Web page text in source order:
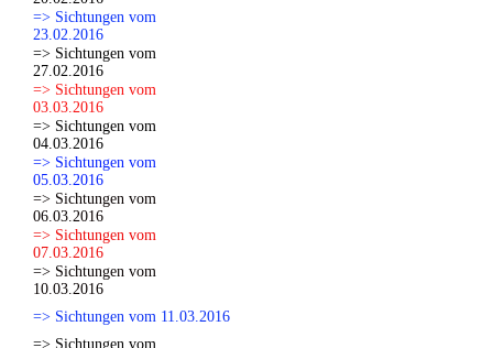
=> Sichtungen vom
23.02.2016
=> Sichtungen vom
27.02.2016
=> Sichtungen vom
03.03.2016
=> Sichtungen vom
04.03.2016
=> Sichtungen vom
05.03.2016
=> Sichtungen vom
06.03.2016
=> Sichtungen vom
07.03.2016
=> Sichtungen vom
10.03.2016
=> Sichtungen vom 11.03.2016
=> Sichtungen vom